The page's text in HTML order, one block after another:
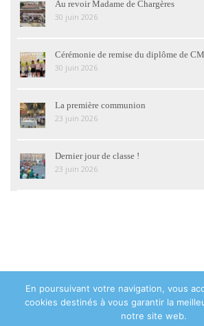
Au revoir Madame de Chargères
30 juin 2026
Cérémonie de remise du diplôme de
30 juin 2026
La première communion
23 juin 2026
Dernier jour de classe !
23 juin 2026
© 2018 Institution Sainte Geneviève Asnières-sur-
la Marne 92600 Asnières-sur-Seine - Tél : 01 47 93
Politique de confidentialité
En poursuivant votre navigation, vous
cookies destinés à vous garantir la
notre site web.